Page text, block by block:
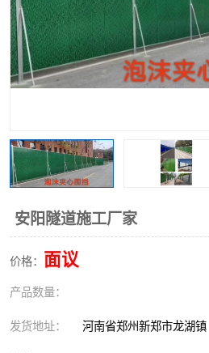
安阳隧道施工厂家
价格： 面议
产品数量：
发货地址： 河南省郑州新郑市龙湖镇
生产加工单板复合围挡 市
政围挡